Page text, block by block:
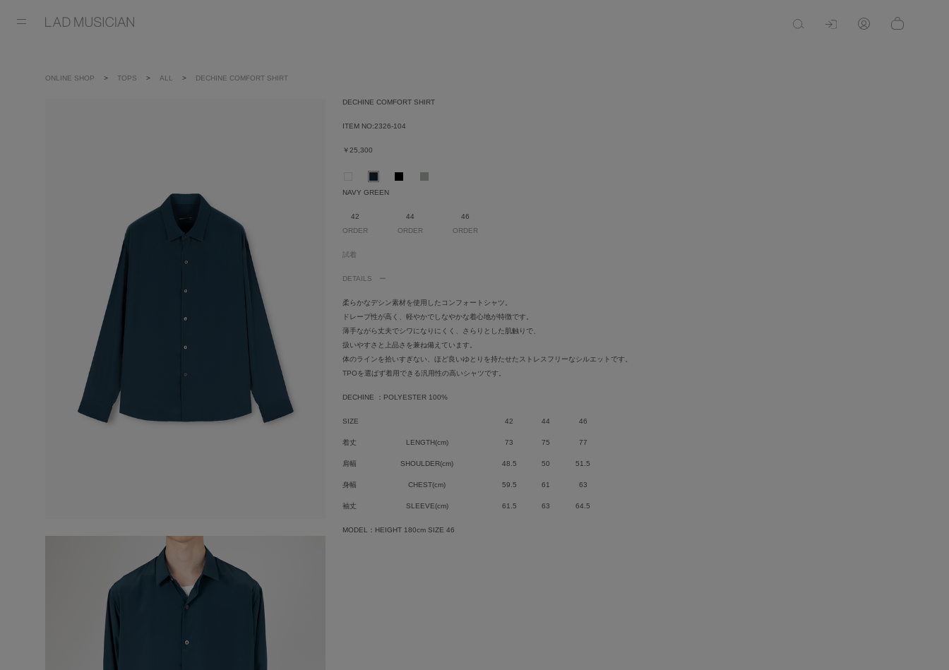
ONLINE SHOP TOPS ALL DECHINE COMFORT SHIRT
DECHINE COMFORT SHIRT
ITEM NO:2326-104
￥25,300
NAVY GREEN
42
ORDER
44
ORDER
46
ORDER
試着
DETAILS
柔らかなデシン素材を使用したコンフォートシャツ。
ドレープ性が高く、軽やかでしなやかな着心地が特徴です。
薄手ながら丈夫でシワになりにくく、さらりとした肌触りで、
扱いやすさと上品さを兼ね備えています。
体のラインを拾いすぎない、ほど良いゆとりを持たせたストレスフリーなシルエットです。
TPOを選ばず着用できる汎用性の高いシャツです。
DECHINE ：POLYESTER 100%
SIZE 42 44 46
着丈 LENGTH(cm) 73 75 77
肩幅 SHOULDER(cm) 48.5 50 51.5
身幅 CHEST(cm) 59.5 61 63
袖丈 SLEEVE(cm) 61.5 63 64.5
MODEL：HEIGHT 180cm SIZE 46